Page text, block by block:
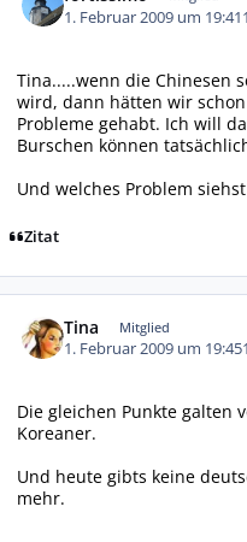
1. Februar 2009 um 19:41
Tina.....wenn die Chinesen
wird, dann hätten wir
Probleme gehabt. Ich will
Burschen können
Und welches Problem
Zitat
Tina Mitglied
1. Februar 2009 um 19:45
Die gleichen Punkte galten
Koreaner.
Und heute gibts keine
mehr.